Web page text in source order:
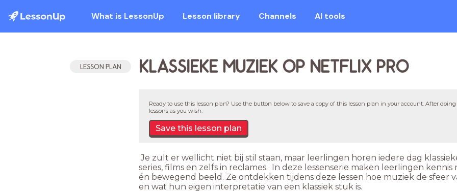
What is LessonUp Lesson library Channels AI tools
LESSON PLAN KLASSIEKE MUZIEK OP NETFLIX PRO
Ready to use this lesson plan? Use the button below to save a copy of this lesson plan in your account. After
lessons as you wish.
Save this lesson plan
Je zult er wellicht niet bij stil staan, maar leerlingen horen iedere dag
series, films en zelfs in reclames. In deze lessenserie maken leerlingen
én bewegend beeld. Ze ontdekken tijdens deze lessen hoe muziek de sfeer
en wat hun eigen interpretatie van een klassiek stuk is.